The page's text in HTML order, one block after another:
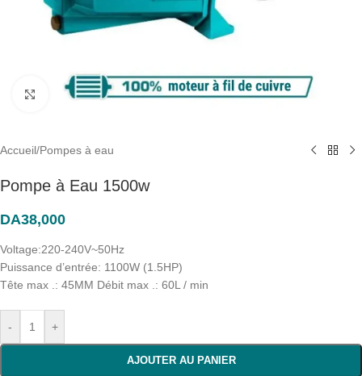
Click to enlarge
Accueil/Pompes à eau
Pompe à Eau 1500w
DA38,000
Voltage:220-240V~50Hz
Puissance d’entrée: 1100W (1.5HP)
Tête max .: 45MM Débit max .: 60L / min
- +
AJOUTER AU PANIER